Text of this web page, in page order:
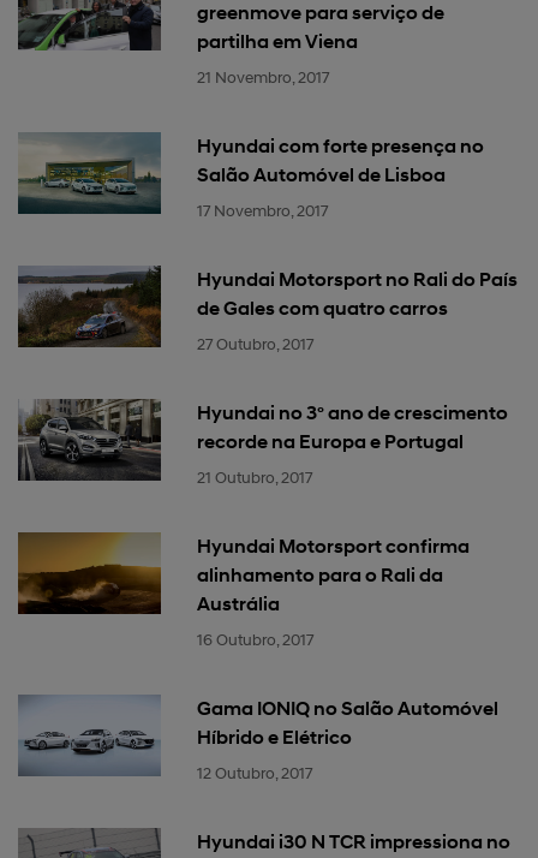
greenmove para serviço de
partilha em Viena
21 Novembro, 2017
Hyundai com forte presença no
Salão Automóvel de Lisboa
17 Novembro, 2017
Hyundai Motorsport no Rali do País
de Gales com quatro carros
27 Outubro, 2017
Hyundai no 3º ano de crescimento
recorde na Europa e Portugal
21 Outubro, 2017
Hyundai Motorsport confirma
alinhamento para o Rali da
Austrália
16 Outubro, 2017
Gama IONIQ no Salão Automóvel
Híbrido e Elétrico
12 Outubro, 2017
Hyundai i30 N TCR impressiona no